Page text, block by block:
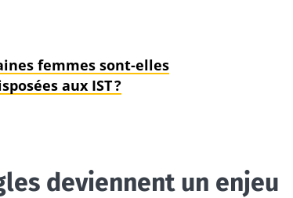
femmes sont-elles
aux IST ?
deviennent un enjeu